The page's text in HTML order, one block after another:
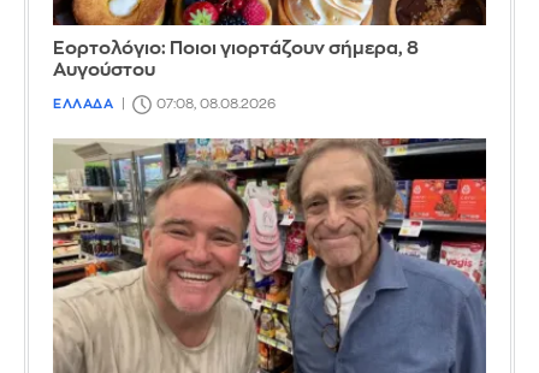
Εορτολόγιο: Ποιοι γιορτάζουν σήμερα, 8
Αυγούστου
ΕΛΛΑΔΑ 07:08, 08.08.2026